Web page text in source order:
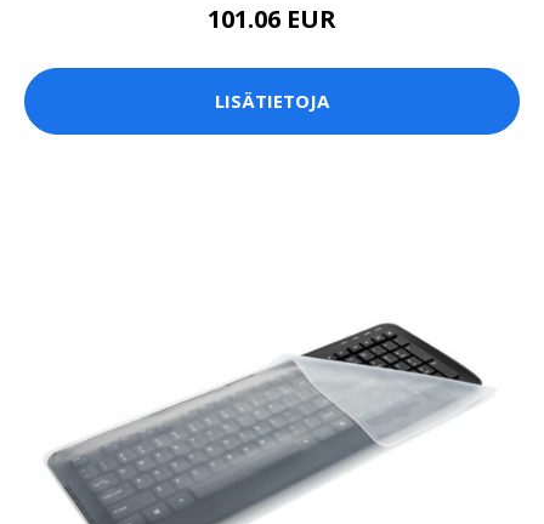
101.06 EUR
LISÄTIETOJA